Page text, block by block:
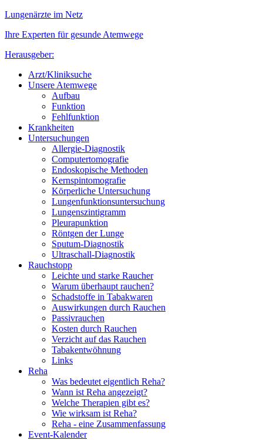
Lungenärzte im Netz
Ihre Experten für gesunde Atemwege
Herausgeber:
Arzt/Kliniksuche
Unsere Atemwege
Aufbau
Funktion
Fehlfunktion
Krankheiten
Untersuchungen
Allergie-Diagnostik
Computertomografie
Endoskopische Methoden
Kernspintomografie
Körperliche Untersuchung
Lungenfunktionsuntersuchung
Lungenszintigramm
Pleurapunktion
Röntgen der Lunge
Sputum-Diagnostik
Ultraschall-Diagnostik
Rauchstopp
Leichte und starke Raucher
Warum überhaupt rauchen?
Schadstoffe in Tabakwaren
Auswirkungen durch Rauchen
Passivrauchen
Kosten durch Rauchen
Verzicht auf das Rauchen
Tabakentwöhnung
Links
Reha
Was bedeutet eigentlich Reha?
Wann ist Reha angezeigt?
Welche Therapien gibt es?
Wie wirksam ist Reha?
Reha - eine Zusammenfassung
Event-Kalender